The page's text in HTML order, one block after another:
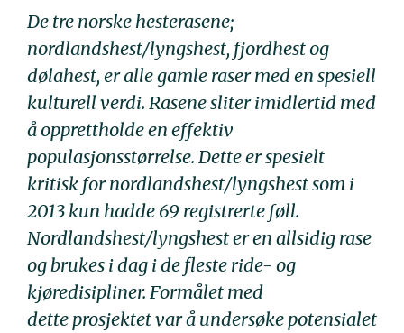
De tre norske hesterasene;
nordlandshest/lyngshest, fjordhest og
dølahest, er alle gamle raser med en spesiell
kulturell verdi. Rasene sliter imidlertid med
å opprettholde en effektiv
populasjonsstørrelse. Dette er spesielt
kritisk for nordlandshest/lyngshest som i
2013 kun hadde 69 registrerte føll.
Nordlandshest/lyngshest er en allsidig rase
og brukes i dag i de fleste ride- og
kjøredisipliner. Formålet med
dette prosjektet var å undersøke potensialet